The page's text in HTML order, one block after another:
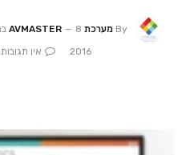
By מערכת AVMASTER 8 במאי 2016
2016
אין תגובות